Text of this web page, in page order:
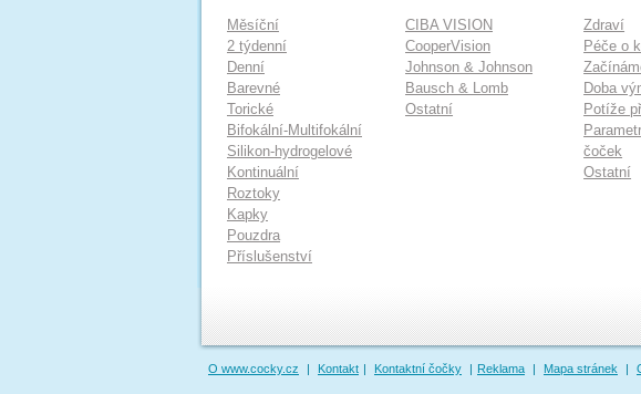
Měsíční
2 týdenní
Denní
Barevné
Torické
Bifokální-Multifokální
Silikon-hydrogelové
Kontinuální
Roztoky
Kapky
Pouzdra
Příslušenství
CIBA VISION
CooperVision
Johnson & Johnson
Bausch & Lomb
Ostatní
Zdraví
Péče o
Doba
Potíže
čoček
Ostatní
O www.cocky.cz | Kontakt | Kontaktní čočky | Reklama | Mapa stránek |